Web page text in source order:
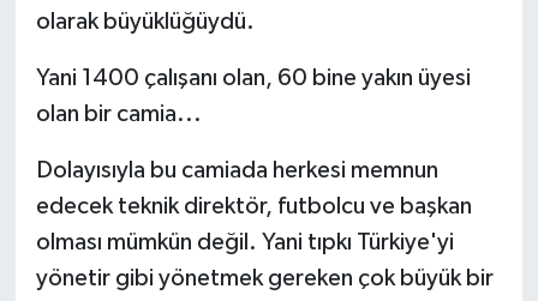
olarak büyüklüğüydü.
Yani 1400 çalışanı olan, 60 bine yakın üyesi
olan bir camia...
Dolayısıyla bu camiada herkesi memnun
edecek teknik direktör, futbolcu ve başkan
olması mümkün değil. Yani tıpkı Türkiye'yi
yönetir gibi yönetmek gereken çok büyük bir
Boks
Halter
Motor Sporları
Su Sporları